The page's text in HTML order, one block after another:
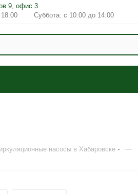
9, офис 3
18:00 Суббота: с 10:00 до 14:00
насосы в Хабаровске —